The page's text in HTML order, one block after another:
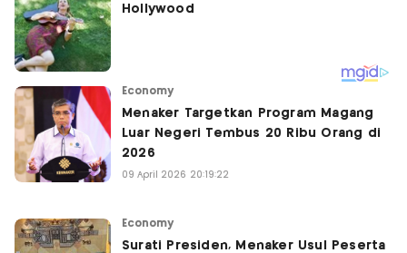
Economy
Menaker Targetkan Program Magang
Luar Negeri Tembus 20 Ribu Orang di
2026
09 April 2026 20:19:22
Economy
Surati Presiden, Menaker Usul Peserta